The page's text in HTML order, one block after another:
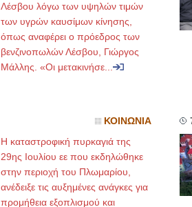
Λέσβου λόγω των υψηλών τιμών
των υγρών καυσίμων κίνησης,
όπως αναφέρει ο πρόεδρος των
βενζινοπωλών Λέσβου, Γιώργος
Μάλλης. «Οι μετακινήσε...
ΚΟΙΝΩΝΙΑ
Η καταστροφική πυρκαγιά της
29ης Ιουλίου εε που εκδηλώθηκε
στην περιοχή του Πλωμαρίου,
ανέδειξε τις αυξημένες ανάγκες για
προμήθεια εξοπλισμού και